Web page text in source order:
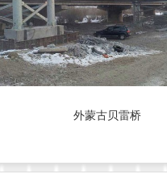
外蒙古贝雷桥